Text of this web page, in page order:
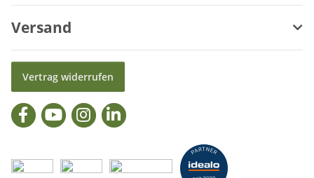
Versand
Vertrag widerrufen